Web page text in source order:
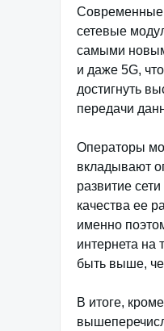
сетевые
самыми
и даже 5G,
достигнуть
передачи
Операторы
вкладывают
развитие
качества ее
именно
интернета на
быть выше,
В итоге, кроме